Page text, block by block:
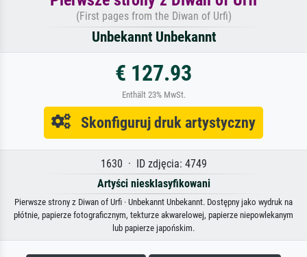
(First pages from the Diwan of Urfi)
Unbekannt Unbekannt
€ 127.93
Enthält 23% MwSt.
Skonfiguruj druk artystyczny
1630 · ID zdjęcia: 4749
Artyści niesklasyfikowani
Pierwsze strony z Diwan of Urfi · Unbekannt Unbekannt. Dostępny jako wydruk na
płótnie, papierze fotograficznym, tekturze akwarelowej, papierze niepowlekanym
lub papierze japońskim.